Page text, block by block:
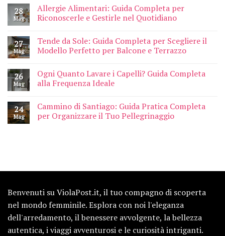
28
Mag
Allergie Alimentari: Guida Completa per
Riconoscerle e Gestirle nel Quotidiano
27
Mag
Tende da Sole: Guida Completa per Scegliere il
Modello Perfetto per Balcone e Terrazzo
26
Mag
Ogni Quanto Lavare i Capelli? Guida Completa
alla Frequenza Ideale
24
Mag
Cammino di Santiago: Guida Pratica Completa
per Organizzare il Tuo Pellegrinaggio
Benvenuti su ViolaPost.it, il tuo compagno di scoperta
nel mondo femminile. Esplora con noi l'eleganza
dell'arredamento, il benessere avvolgente, la bellezza
autentica, i viaggi avventurosi e le curiosità intriganti.